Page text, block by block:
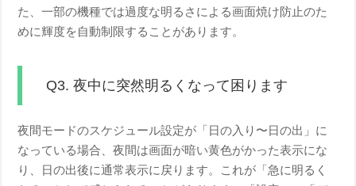
た、一部の機種では過度な明るさによる画面焼け防止のた
めに輝度を自動制限することがあります。
Q3. 夜中に突然明るくなって困ります
夜間モードのスケジュール設定が「日の入り〜日の出」に
なっている場合、夜間は画面が暗い黄色がかった表示にな
り、日の出後に通常表示に戻ります。これが「急に明るく